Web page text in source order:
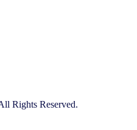
Rights Reserved.